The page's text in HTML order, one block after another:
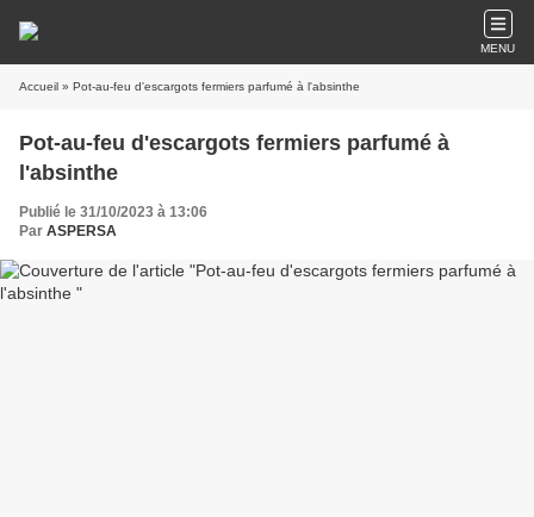
MENU
Accueil » Pot-au-feu d'escargots fermiers parfumé à l'absinthe
Pot-au-feu d'escargots fermiers parfumé à
l'absinthe
Publié le 31/10/2023 à 13:06
Par ASPERSA